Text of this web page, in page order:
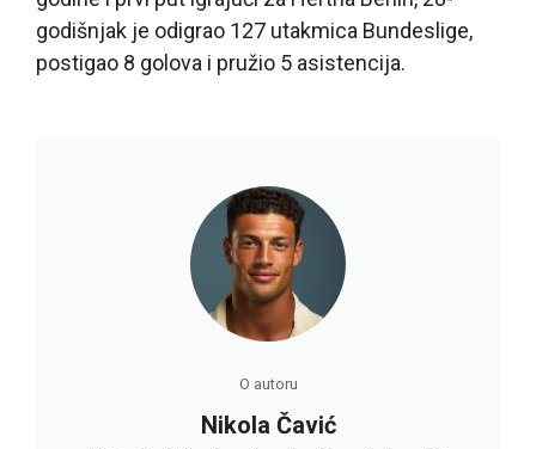
godišnjak je odigrao 127 utakmica Bundeslige,
postigao 8 golova i pružio 5 asistencija.
O autoru
Nikola Čavić